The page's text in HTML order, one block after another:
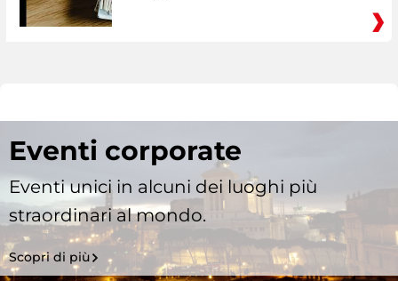
Eventi corporate
Eventi unici in alcuni dei luoghi più
straordinari al mondo.
Scopri di più